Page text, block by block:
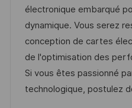
ó
a
c
i
ó
n
h
a
d
e
p
u
e
e
m
p
l
e
électronique embarqué
dynamique. Vous serez
conception de cartes
de l'optimisation des
Si vous êtes passionné
technologique, postulez